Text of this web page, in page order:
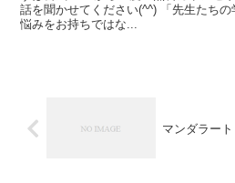
話を聞かせてください(^^) 「先生たち
悩みをお持ちではな...
マンダラート